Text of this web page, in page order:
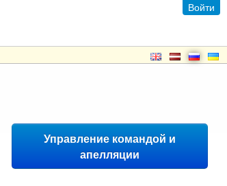
Войти
Управление командой и
апелляции